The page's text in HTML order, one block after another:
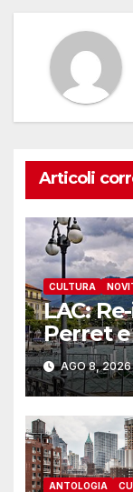
Articoli
CULTURA
LAC:
Perret
AGO 8, 2026
ANTOLOGIA